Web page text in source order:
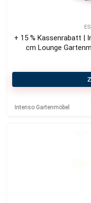
+ 15 % Kassenrabatt |
cm Lounge
Intenso Gartenmöbel